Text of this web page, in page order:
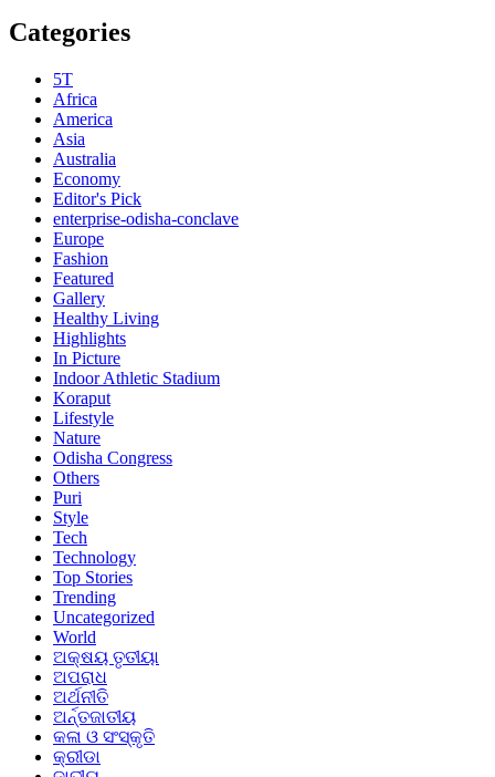
Categories
5T
Africa
America
Asia
Australia
Economy
Editor's Pick
enterprise-odisha-conclave
Europe
Fashion
Featured
Gallery
Healthy Living
Highlights
In Picture
Indoor Athletic Stadium
Koraput
Lifestyle
Nature
Odisha Congress
Others
Puri
Style
Tech
Technology
Top Stories
Trending
Uncategorized
World
ଅକ୍ଷୟ ତୃତୀୟା
ଅପରାଧ
ଅର୍ଥନୀତି
ଅର୍ନ୍ତଜାତୀୟ
କଳା ଓ ସଂସ୍କୃତି
କ୍ରୀଡା